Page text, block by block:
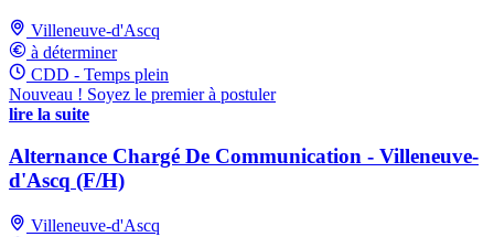
Villeneuve-d'Ascq
à déterminer
CDD - Temps plein
Nouveau ! Soyez le premier à postuler
lire la suite
Alternance Chargé De Communication - Villeneuve-
d'Ascq (F/H)
Villeneuve-d'Ascq